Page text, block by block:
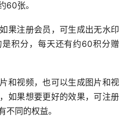
60张。
果注册会员，可生成出无水印
积分，每天还有约60积分赠
和视频，也可以生成图片和视
如果想要更好的效果，可注册
不同的权益。